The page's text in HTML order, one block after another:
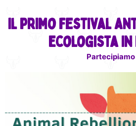
Il primo Festival
Ecologista
Partecipiamo